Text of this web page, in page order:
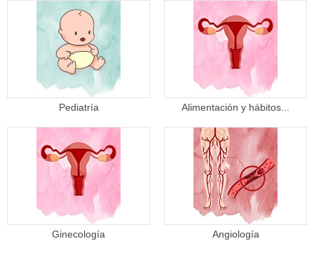
Pediatría Alimentación y hábitos...
Ginecología Angiología